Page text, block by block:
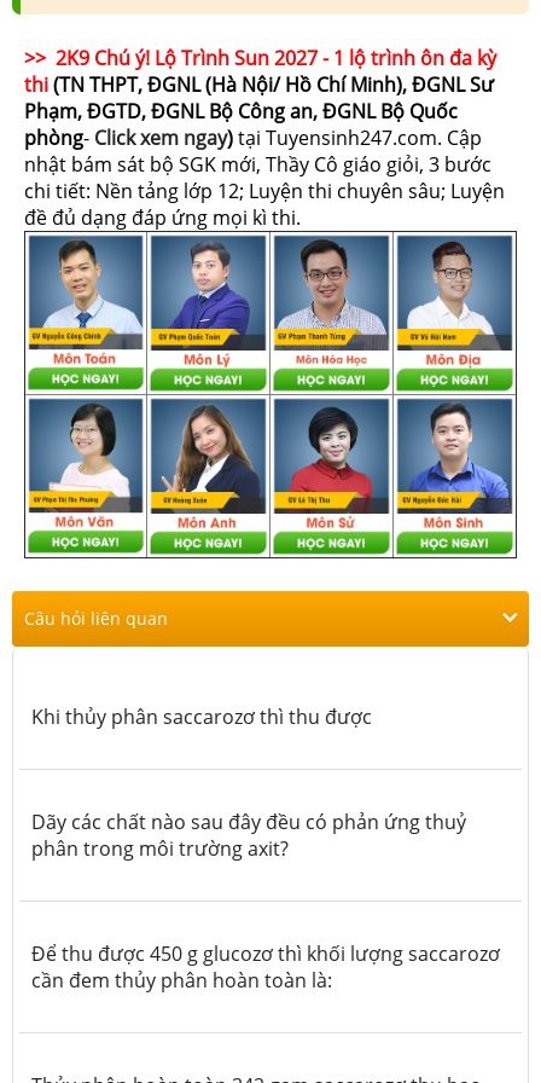
>> 2K9 Chú ý! Lộ Trình Sun 2027 - 1 lộ trình ôn đa kỳ
thi(TN THPT, ĐGNL (Hà Nội/ Hồ Chí Minh), ĐGNL Sư
Phạm, ĐGTD, ĐGNL Bộ Công an, ĐGNL Bộ Quốc
phòng- Click xem ngay)tại Tuyensinh247.com. Cập
nhật bám sát bộ SGK mới, Thầy Cô giáo giỏi, 3 bước
chi tiết: Nền tảng lớp 12; Luyện thi chuyên sâu; Luyện
đề đủ dạng đáp ứng mọi kì thi.
Câu hỏi liên quan
Khi thủy phân saccarozơ thì thu được
Dãy các chất nào sau đây đều có phản ứng thuỷ
phân trong môi trường axit?
Để thu được 450 g glucozơ thì khối lượng saccarozơ
cần đem thủy phân hoàn toàn là: